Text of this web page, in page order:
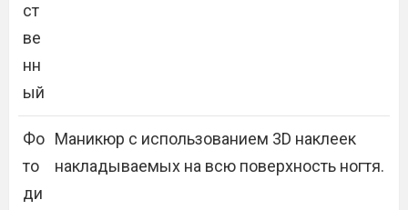
ст
ве
нн
ый
Фо
то
ди
Маникюр с использованием 3D наклеек
накладываемых на всю поверхность ногтя.